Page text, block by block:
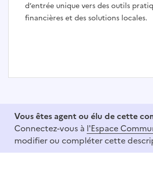
d’entrée unique vers des outils
financières et des solutions locales.
f
Vous êtes agent ou élu de cette
Connectez-vous à l'Espace
modifier ou compléter cette